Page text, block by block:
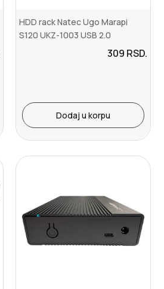
HDD rack Natec Ugo Marapi
S120 UKZ-1003 USB 2.0
309 RSD.
Dodaj u korpu